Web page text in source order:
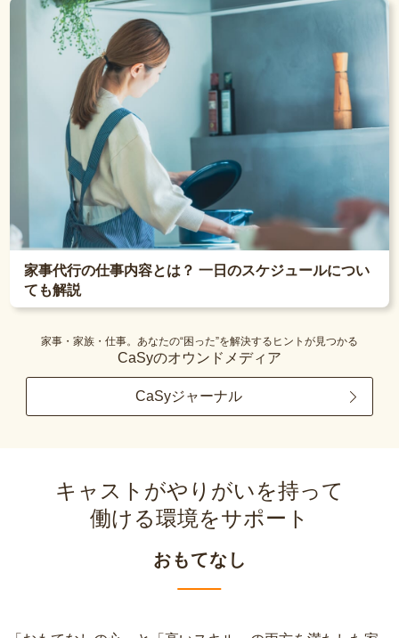
家事代行の仕事内容とは？ 一日のスケジュールについ
ても解説
家事・家族・仕事。あなたの“困った”を解決するヒントが見つかる
CaSyのオウンドメディア
CaSyジャーナル
キャストがやりがいを持って
働ける環境をサポート
おもてなし